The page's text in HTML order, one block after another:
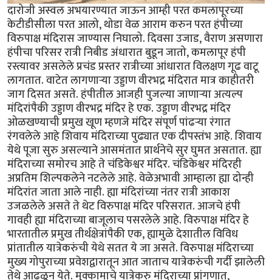
दारोजी अस्वल अभयारण्यात जाऊन आम्ही परत कमलापूरच्या
केटीडीसीला परत आलो, थोडा वेळ आराम करुन परत हंपीच्या
विरुपाक्ष मंदिरास जाण्यास निघालो. दिवसा उजाड, वैराण असणारा
हंपीचा परिसर रात्री निबीड अंधारात बुडून जातो, कमलापूर हंपी
रस्त्यावर असलेले प्रचंड प्रस्तर रात्रीच्या आंधारात विलक्षण गूढ वाटू
लागतात. वाटेत लागणार्‍या उड्डाण वीरभद्र मंदिरात मात्र काहीतरी
जाग दिसत असते. हंपीतील आजही पुजल्या जाणार्‍या अत्यल्प
मंदिरांपैकी उड्डाण वीरभद्र मंदिर हे एक. उड्डाण वीरभद्र मंदिर
ओळखण्याची प्रमुख खूण म्हणजे मंदिर संपूर्ण पांढर्‍या रंगात
रंगवलेले आहे शिवाय मंदिराच्या पुढ्यात एक दीपस्तंभ आहे. शिवाय
येथे पूजा सुरु असल्याने आसमंतात प्रार्थनेचे सुर घुमत असतात. ह्या
मंदिराच्या समोरच आहे ते चंडिकेश्वर मंदिर. चंडिकेश्वर मंदिरही
अप्रतिम शिल्पकलेने नटलेले आहे. वेळेअभावी आम्हाला ह्या दोन्ही
मंदिरांत जाता आले नाही. ह्या मंदिरांच्या नंतर रात्री आकाश
उजळलेले असते ते थेट विरुपाक्ष मंदिर परिसरात. आजचे हंपी
गावही ह्या मंदिराच्या बाजूलाच पसरलेले आहे. विरुपाक्ष मंदिर हे
भारतातील प्रमुख तीर्थक्षेत्रांपैकी एक, ह्यामुळे देशातील विविध
प्रांतातील यात्रेकरुंची येथे सतत ये जा असते. विरुपाक्ष मंदिराच्या
मुख्य गोपुराच्या प्रवेशद्वारातून आत जाताच यात्रेकरुंची गर्दी झालेली
तेथे आढळून येते. मुक्कामाचे यात्रेकरु मंदिराच्या प्रांगणात,